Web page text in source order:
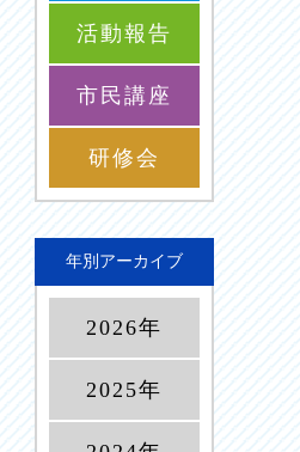
活動報告
市民講座
研修会
年別アーカイブ
2026年
2025年